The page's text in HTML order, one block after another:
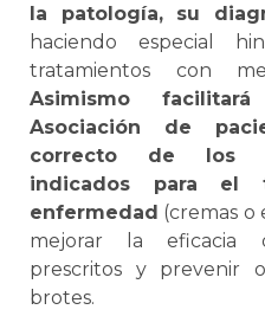
la patología, su
haciendo especial
tratamientos con
Asimismo
Asociación de
correcto de los
indicados para el
enfermedad (cremas o
mejorar la eficacia
prescritos y prevenir
brotes.